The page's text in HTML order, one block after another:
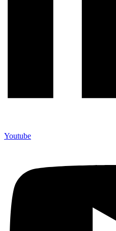
Youtube